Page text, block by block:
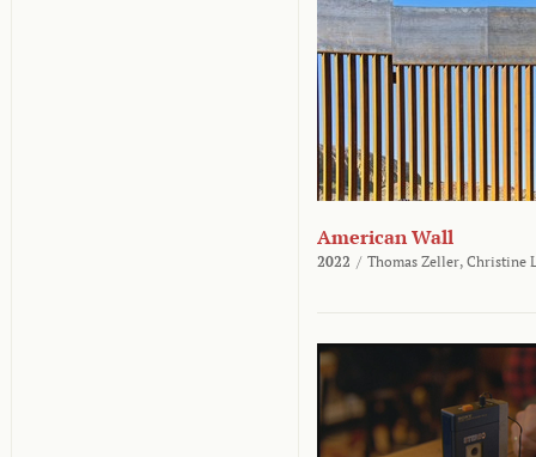
American Wall
2022 / Thomas Zeller, Christine